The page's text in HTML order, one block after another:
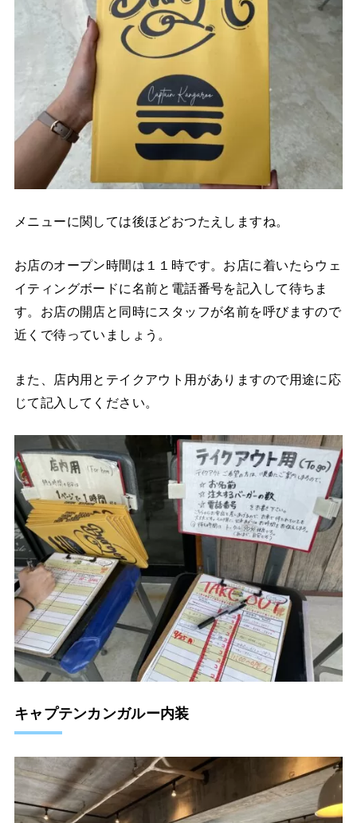
メニューに関しては後ほどおつたえしますね。
お店のオープン時間は１１時です。お店に着いたらウェ
イティングボードに名前と電話番号を記入して待ちま
す。お店の開店と同時にスタッフが名前を呼びますので
近くで待っていましょう。
また、店内用とテイクアウト用がありますので用途に応
じて記入してください。
キャプテンカンガルー内装